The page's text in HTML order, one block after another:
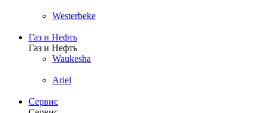
Westerbeke
Газ и Нефть
Газ и Нефть
Waukesha
Ariel
Сервис